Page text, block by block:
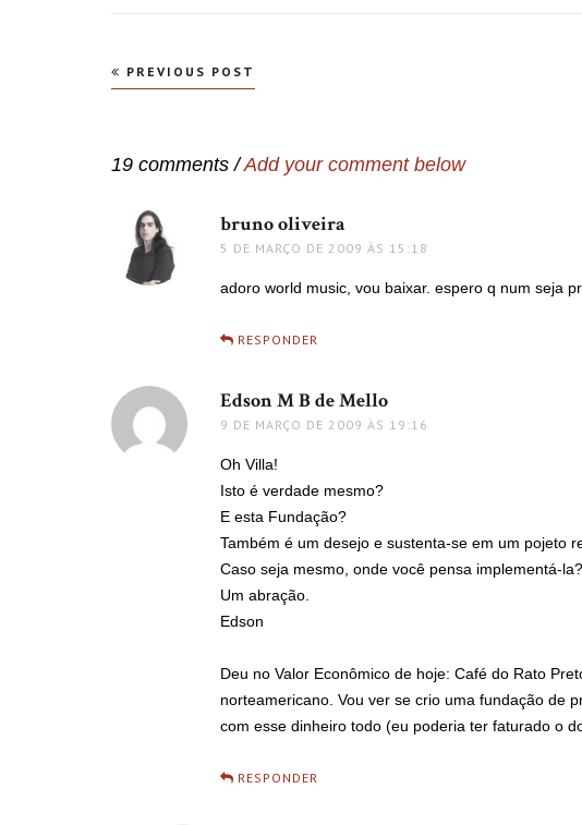
Navegação
PREVIOUS POST
19 comments /Add your comment below
bruno oliveira
5 DE MARÇO DE 2009 ÀS 15:18
adoro world music, vou baixar. espero q num seja
RESPONDER
Edson M B de Mello
9 DE MARÇO DE 2009 ÀS 19:16
Oh Villa!
Isto é verdade mesmo?
E esta Fundação?
Também é um desejo e sustenta-se em um pojeto
Caso seja mesmo, onde você pensa implementá-la?
Um abração.
Edson
Deu no Valor Econômico de hoje: Café do Rato
norteamericano. Vou ver se crio uma fundação de
com esse dinheiro todo (eu poderia ter faturado o
RESPONDER